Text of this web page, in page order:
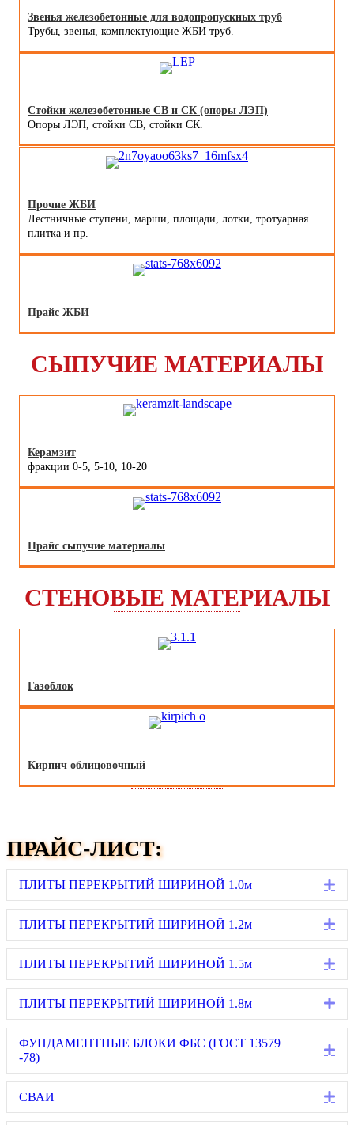
Звенья железобетонные для водопропускных труб
Трубы, звенья, комплектующие ЖБИ труб.
Стойки железобетонные СВ и СК (опоры ЛЭП)
Опоры ЛЭП, стойки СВ, стойки СК.
Прочие ЖБИ
Лестничные ступени, марши, площади, лотки, тротуарная
плитка и пр.
Прайс ЖБИ
СЫПУЧИЕ МАТЕРИАЛЫ
Керамзит
фракции 0-5, 5-10, 10-20
Прайс сыпучие материалы
СТЕНОВЫЕ МАТЕРИАЛЫ
Газоблок
Кирпич облицовочный
ПРАЙС-ЛИСТ:
ПЛИТЫ ПЕРЕКРЫТИЙ ШИРИНОЙ 1.0м
ПЛИТЫ ПЕРЕКРЫТИЙ ШИРИНОЙ 1.2м
ПЛИТЫ ПЕРЕКРЫТИЙ ШИРИНОЙ 1.5м
ПЛИТЫ ПЕРЕКРЫТИЙ ШИРИНОЙ 1.8м
ФУНДАМЕНТНЫЕ БЛОКИ ФБС (ГОСТ 13579
-78)
СВАИ